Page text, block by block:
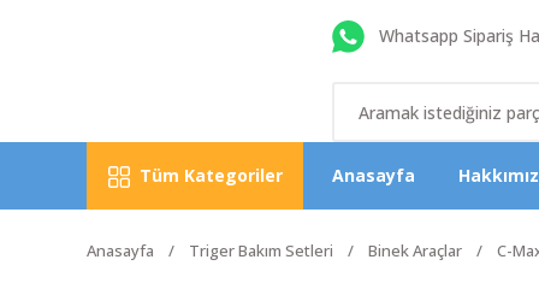
Whatsapp Sipariş
Tüm Kategoriler Anasayfa
Anasayfa Triger Bakım Setleri Binek Araçlar C-